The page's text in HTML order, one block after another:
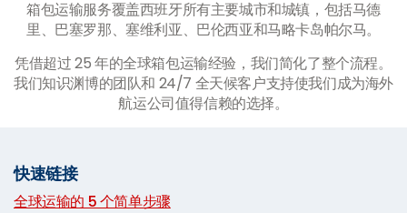
箱包运输服务覆盖西班牙所有主要城市和城镇，包括马德
里、巴塞罗那、塞维利亚、巴伦西亚和马略卡岛帕尔马。
凭借超过 25 年的全球箱包运输经验，我们简化了整个流程。
我们知识渊博的团队和 24/7 全天候客户支持使我们成为海外
航运公司值得信赖的选择。
快速链接
全球运输的 5 个简单步骤